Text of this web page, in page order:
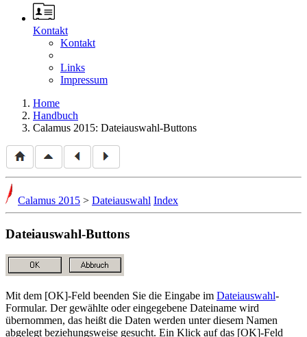
Kontakt
Kontakt
Links
Impressum
Home
Handbuch
Calamus 2015: Dateiauswahl-Buttons
Calamus 2015 > Dateiauswahl Index
Dateiauswahl-Buttons
Mit dem [OK]-Feld beenden Sie die Eingabe im Dateiauswahl-
Formular. Der gewählte oder eingegebene Dateiname wird
übernommen, das heißt die Daten werden unter diesem Namen
abgelegt beziehungsweise gesucht. Ein Klick auf das [OK]-Feld